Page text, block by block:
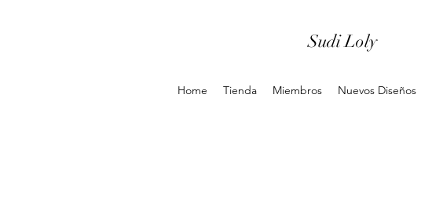
Sudi Loly
Home Tienda Miembros Nuevos Diseños